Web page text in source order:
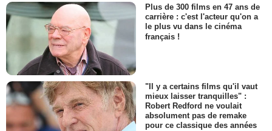
Plus de 300 films en 47 ans de
carrière : c'est l'acteur qu'on a
le plus vu dans le cinéma
français !
"Il y a certains films qu'il vaut
mieux laisser tranquilles" :
Robert Redford ne voulait
absolument pas de remake
pour ce classique des années